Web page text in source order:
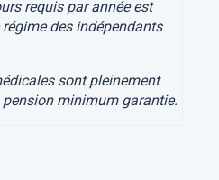
requis par année est
des indépendants
sont pleinement
minimum garantie.